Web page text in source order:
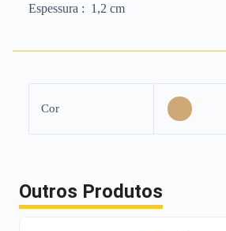
Espessura : 1,2 cm
Cor
Outros Produtos